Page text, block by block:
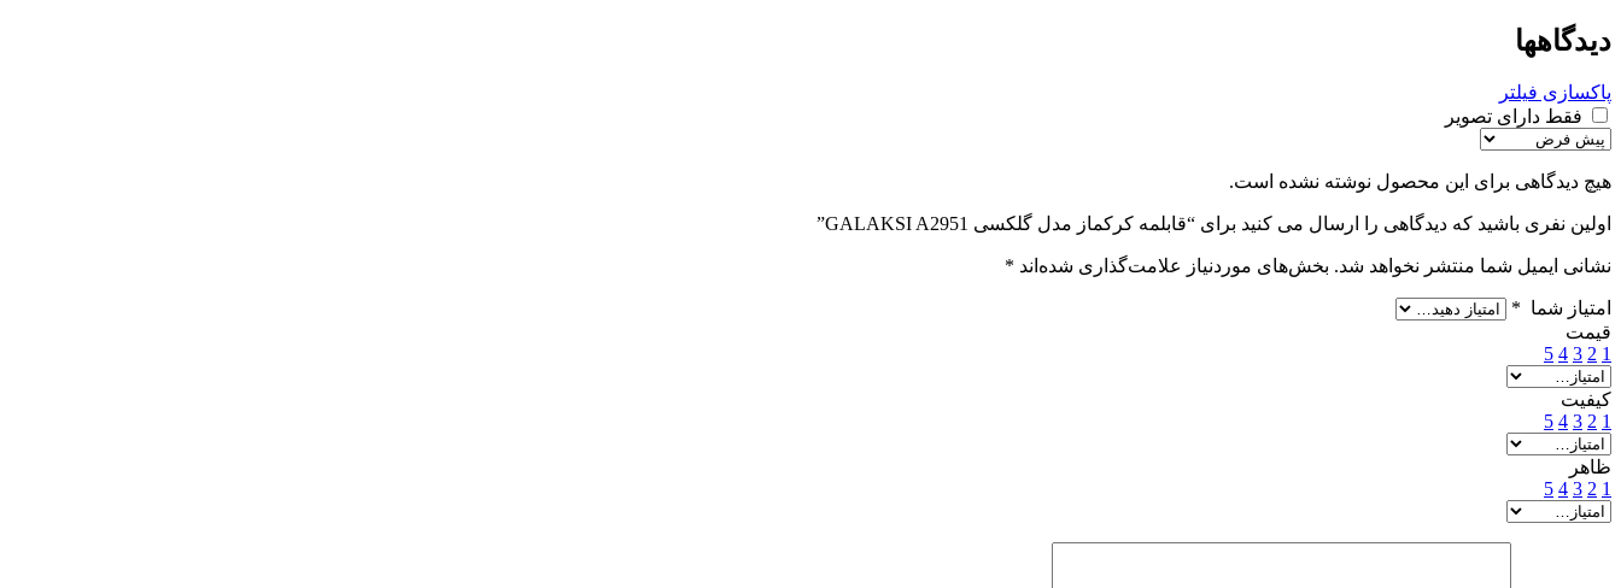
دیدگاهها
پاکسازی فیلتر
فقط دارای تصویر
هیچ دیدگاهی برای این محصول نوشته نشده است.
اولین نفری باشید که دیدگاهی را ارسال می کنید برای “قابلمه کرکماز مدل گلکسی GALAKSI A2951”
نشانی ایمیل شما منتشر نخواهد شد. بخش‌های موردنیاز علامت‌گذاری شده‌اند *
امتیاز شما *
قیمت
1
2
3
4
5
کیفیت
1
2
3
4
5
ظاهر
1
2
3
4
5